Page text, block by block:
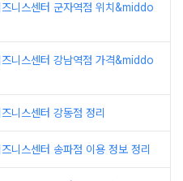
니스센터 군자역점 위치&middo
니스센터 강남역점 가격&middo
니스센터 강동점 정리
니스센터 송파점 이용 정보 정리